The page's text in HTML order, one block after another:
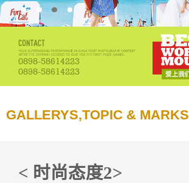
0898-58614223
0898-58614223
GALLERYS,TOPIC & MARKS
< 时尚态度2>